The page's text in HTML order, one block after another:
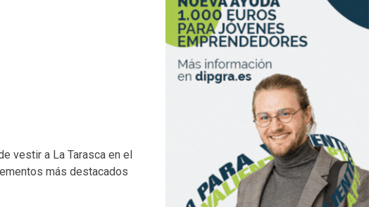
vestir a La Tarasca en el
más destacados